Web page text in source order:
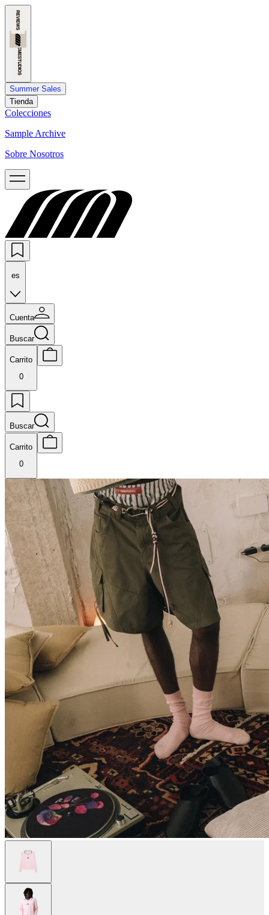
Summer Sales
Tienda
Colecciones
Sample Archive
Sobre Nosotros
es
Cuenta
Buscar
Carrito
0
Buscar
Carrito
0